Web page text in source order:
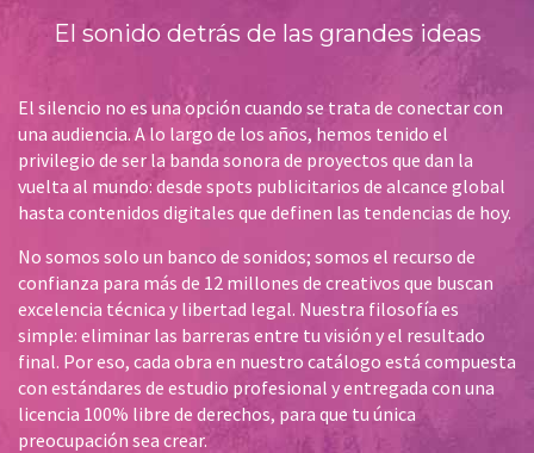
El sonido detrás de las grandes ideas
El silencio no es una opción cuando se trata de conectar con
una audiencia. A lo largo de los años, hemos tenido el
privilegio de ser la banda sonora de proyectos que dan la
vuelta al mundo: desde spots publicitarios de alcance global
hasta contenidos digitales que definen las tendencias de hoy.
No somos solo un banco de sonidos; somos el recurso de
confianza para más de 12 millones de creativos que buscan
excelencia técnica y libertad legal. Nuestra filosofía es
simple: eliminar las barreras entre tu visión y el resultado
final. Por eso, cada obra en nuestro catálogo está compuesta
con estándares de estudio profesional y entregada con una
licencia 100% libre de derechos, para que tu única
preocupación sea crear.